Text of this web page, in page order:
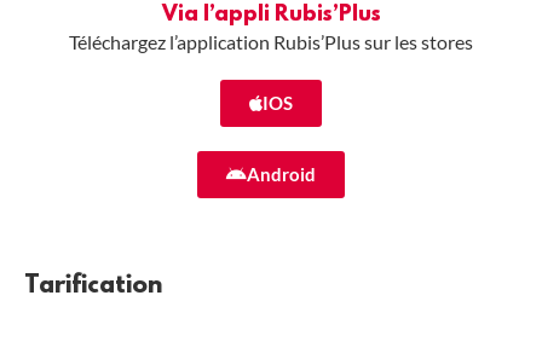
Via l’appli Rubis’Plus
Téléchargez l’application Rubis’Plus sur les stores
IOS
Android
Tarification